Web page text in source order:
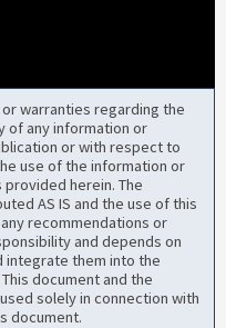
warranties regarding the
of any information or
or with respect to
use of the information or
herein. The
AS IS and the use of this
recommendations or
and depends on
integrate them into the
document and the
solely in connection with
document.